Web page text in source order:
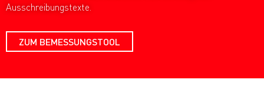
Ausschreibungstexte.
ZUM BEMESSUNGSTOOL